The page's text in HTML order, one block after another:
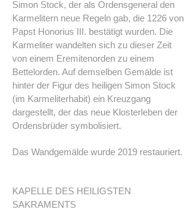
Simon Stock, der als Ordensgeneral den
Karmelitern neue Regeln gab, die 1226 von
Papst Honorius III. bestätigt wurden. Die
Karmeliter wandelten sich zu dieser Zeit
von einem Eremitenorden zu einem
Bettelorden. Auf demselben Gemälde ist
hinter der Figur des heiligen Simon Stock
(im Karmeliterhabit) ein Kreuzgang
dargestellt, der das neue Klosterleben der
Ordensbrüder symbolisiert.
Das Wandgemälde wurde 2019 restauriert.
KAPELLE DES HEILIGSTEN
SAKRAMENTS